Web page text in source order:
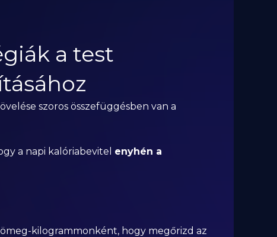
a test
szoros összefüggésben van a
a napi kalóriabevitel enyhén a
kilogrammonként, hogy megőrizd az